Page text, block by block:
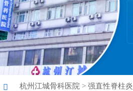
杭州江城骨科医院 >强直性脊柱炎